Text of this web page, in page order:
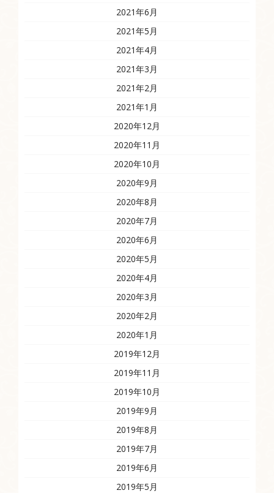
2021年6月
2021年5月
2021年4月
2021年3月
2021年2月
2021年1月
2020年12月
2020年11月
2020年10月
2020年9月
2020年8月
2020年7月
2020年6月
2020年5月
2020年4月
2020年3月
2020年2月
2020年1月
2019年12月
2019年11月
2019年10月
2019年9月
2019年8月
2019年7月
2019年6月
2019年5月